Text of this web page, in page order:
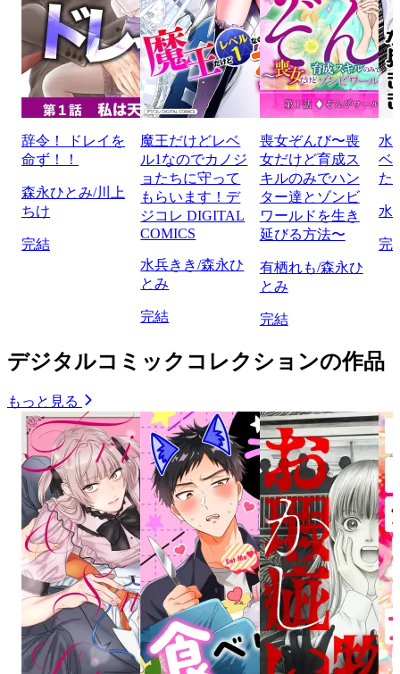
辞令！ ドレイを
命ず！！
森永ひとみ/川上
ちけ
完結
魔王だけどレベ
ル1なのでカノジ
ョたちに守って
もらいます！デ
ジコレ DIGITAL
COMICS
水兵きき/森永ひ
とみ
完結
喪女ぞんび〜喪
女だけど育成ス
キルのみでハン
ター達とゾンビ
ワールドを生き
延びる方法〜
有栖れも/森永ひ
とみ
完結
水
ベ
た
水
完
デジタルコミックコレクションの作品
もっと見る